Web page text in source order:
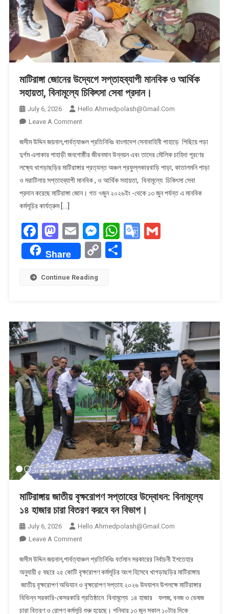
মাটিরাঙ্গা জোনের উদ্যেগে সপ্তাহব্যাপী মানবিক ও আর্থিক
সহায়তা, বিনামূল্যে চিকিৎসা সেবা প্রদান।
July 6, 2026
Hello.ahmedpolash@gmail.com
Leave A CommentOn
জোনের
উদ্যেগে
সপ্তাহব্যাপী
মানবিক
ও
বিনামূল্যে
চিকিৎসা
সেবা
জসীম উদ্দিন জয়নাল,পার্বত্যাঞ্চল প্রতিনিধিঃ বাংলাদেশ সেনাবাহিনী পাহাড়ে পিছিয়ে পড়া
দুর্গম এলাকার পাহাড়ী জনগোষ্ঠীর জীবনমান উন্নয়ন এবং তাদের মৌলিক চাহিদা পূরণের
লক্ষ্যে খাগড়াছড়ির মাটিরাঙ্গার প্রত্যন্ত অঞ্চল প্রফুল্লকারবাড়ি পাড়া, কাতালমনি পাড়া
ও মরাটিলায় সপ্তাহব্যাপী মানবিক , ও আর্থিক সহায়তা, বিনামূল্যে চিকিৎসা সেবা
প্রদান করেছে মাটিরাঙ্গা জোন। গত ৭জুন ২০২৬ইং -থেকে ১৩ জুন পর্যন্ত এ মানবিক
কর্মসূচির কার্যত্রুম […]
Facebook
Mastodon
EmailMessenger
WhatsApp
Google
Gmail
Share
CopyShare
Continue Reading
মাটিরাঙ্গায় জাতীয় বৃক্ষরোপণ সপ্তাহের উদ্বোধন: বিনামূল্যে
১৪ হাজার চারা বিতরণ করবে বন বিভাগ।
July 6, 2026
Hello.ahmedpolash@gmail.com
Leave A CommentOn
জাতীয়
বৃক্ষরোপণ
সপ্তাহের
উদ্বোধন:
বিনামূল্যে
​জসীম উদ্দিন জয়নাল,পার্বত্যাঞ্চল প্রতিনিধিঃ বর্তমান সরকারের নির্বাচনী ইশতেহার
অনুযায়ী ৫ বছরে ২৫ কোটি বৃক্ষরোপণ কর্মসূচির অংশ হিসেবে খাগড়াছড়ির মাটিরাঙ্গায়
জাতীয় বৃক্ষরোপণ অভিযান ও বৃক্ষরোপণ সপ্তাহ ২০২৬ উদযাপন উপলক্ষে মাটিরাঙ্গার
বিভিন্ন সরকারি-কেসরকারি প্রতিষ্ঠানে বিনামূল্যে ১৪ হাজার ফলজ, বনজ ও ভেষজ
চারা বিতরণ ও রোপণ কর্মসূচি শুরু হয়েছে। ​শনিবার ১৩ জুন সকাল ১০টার দিকে